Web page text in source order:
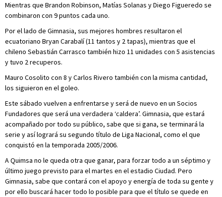
Mientras que Brandon Robinson, Matías Solanas y Diego Figueredo se
combinaron con 9 puntos cada uno.
Por el lado de Gimnasia, sus mejores hombres resultaron el
ecuatoriano Bryan Carabalí (11 tantos y 2 tapas), mientras que el
chileno Sebastián Carrasco también hizo 11 unidades con 5 asistencias
y tuvo 2 recuperos.
Mauro Cosolito con 8 y Carlos Rivero también con la misma cantidad,
los siguieron en el goleo.
Este sábado vuelven a enfrentarse y será de nuevo en un Socios
Fundadores que será una verdadera ‘caldera’. Gimnasia, que estará
acompañado por todo su público, sabe que si gana, se terminará la
serie y así logrará su segundo título de Liga Nacional, como el que
conquistó en la temporada 2005/2006.
A Quimsa no le queda otra que ganar, para forzar todo a un séptimo y
último juego previsto para el martes en el estadio Ciudad. Pero
Gimnasia, sabe que contará con el apoyo y energía de toda su gente y
por ello buscará hacer todo lo posible para que el título se quede en